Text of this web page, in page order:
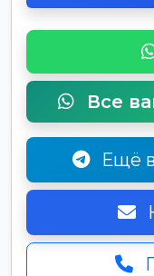
Все
Ещё